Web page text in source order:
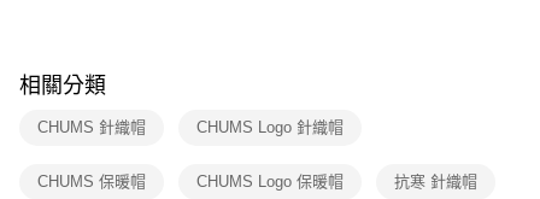
※ 交易是否成功請以「AFTEE先享後付 」之結帳頁面顯示為準，若有關於
是否繳費成功／繳費後需取消欲退款等相關疑問，請聯繫「AFTEE先享後付
客戶支援中心」https://netprotections.freshdesk.com/support/home
１．透過由恩沛科技股份有限公司提供之「AFTEE先享後付」服務完成之交
相關分類
CHUMS 針織帽 CHUMS Logo 針織帽
CHUMS 保暖帽 CHUMS Logo 保暖帽 抗寒 針織帽